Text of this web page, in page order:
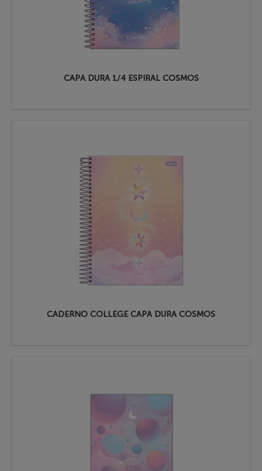
CAPA DURA 1/4 ESPIRAL COSMOS
CADERNO COLLEGE CAPA DURA COSMOS